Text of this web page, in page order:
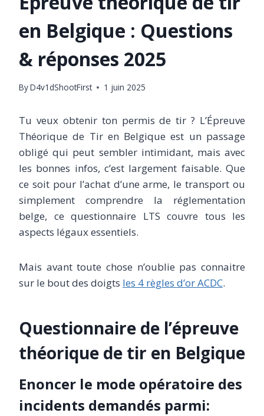
en Belgique : Questions
& réponses 2025
ByD4v1dShootFirst 1 juin 2025
Tu veux obtenir ton permis de tir ? L’Épreuve
Théorique de Tir en Belgique est un passage
obligé qui peut sembler intimidant, mais avec
les bonnes infos, c’est largement faisable. Que
ce soit pour l’achat d’une arme, le transport ou
simplement comprendre la réglementation
belge, ce questionnaire LTS couvre tous les
aspects légaux essentiels.
Mais avant toute chose n’oublie pas connaitre
sur le bout des doigts les 4 règles d’or ACDC.
Questionnaire de l’épreuve
théorique de tir en Belgique
Enoncer le mode opératoire des
incidents demandés parmi: